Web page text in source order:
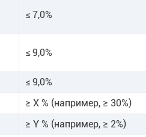
≤ 7,0%
≤ 9,0%
≤ 9,0%
≥ X % (например, ≥ 30%)
≥ Y % (например, ≥ 2%)